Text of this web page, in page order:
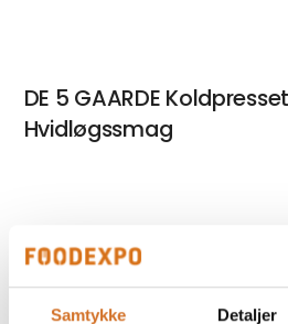
Samtykke Detaljer
DE 5 GAARDE
Hvidløgssmag
WALKERS Shortbread